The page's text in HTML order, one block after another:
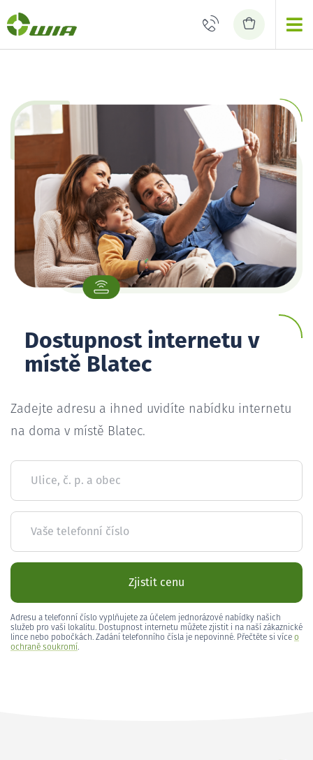
Dostupnost internetu v
místě Blatec
Zadejte adresu a ihned uvidíte nabídku internetu
na doma v místě Blatec.
Ulice, č. p. a obec
Vaše telefonní číslo
Zjistit cenu
Adresu a telefonní číslo vyplňujete za účelem jednorázové nabídky našich
služeb pro vaši lokalitu. Dostupnost internetu můžete zjistit i na naší zákaznické
lince nebo pobočkách. Zadání telefonního čísla je nepovinné. Přečtěte si více o
ochraně soukromí.